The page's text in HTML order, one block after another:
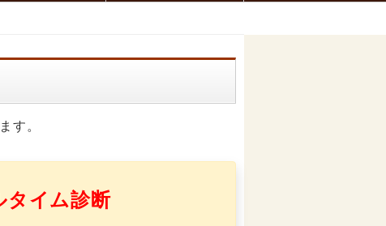
す。
タイム診断